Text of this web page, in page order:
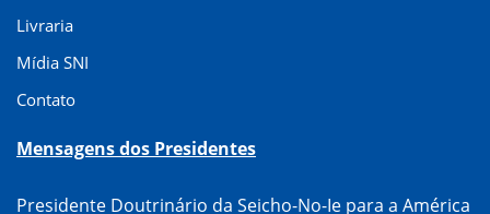
Livraria
Mídia SNI
Contato
Mensagens dos Presidentes
Presidente Doutrinário da Seicho-No-Ie para a América